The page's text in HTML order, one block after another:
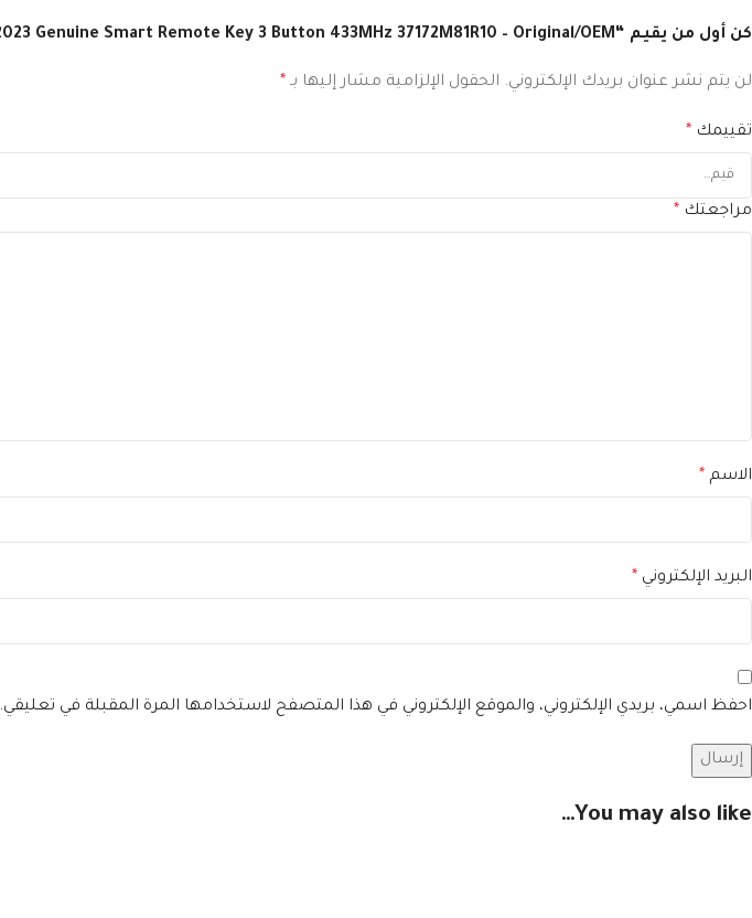
كن أول من يقيم “Suzuki Swift 2018-2023 Genuine Smart Remote Key 3 Button 433MHz 37172M81R10 – Original/OEM”
لن يتم نشر عنوان بريدك الإلكتروني. الحقول الإلزامية مشار إليها بـ *
تقييمك *
مراجعتك *
الاسم *
البريد الإلكتروني *
احفظ اسمي، بريدي الإلكتروني، والموقع الإلكتروني في هذا المتصفح لاستخدامها المرة المقبلة في تعليقي.
You may also like…